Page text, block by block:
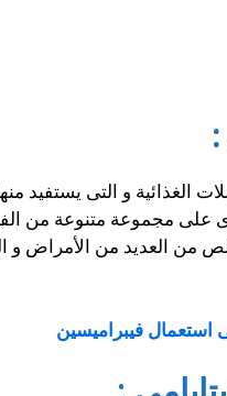
الغذائية و التى
مجموعة متنوعة من
من العديد من الأمراض و
استعمال فيبراميسين